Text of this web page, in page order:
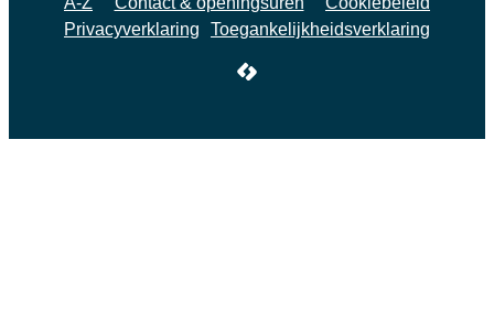
Privacyverklaring
Toegankelijkheidsverklaring
LCP nv 2026 ©